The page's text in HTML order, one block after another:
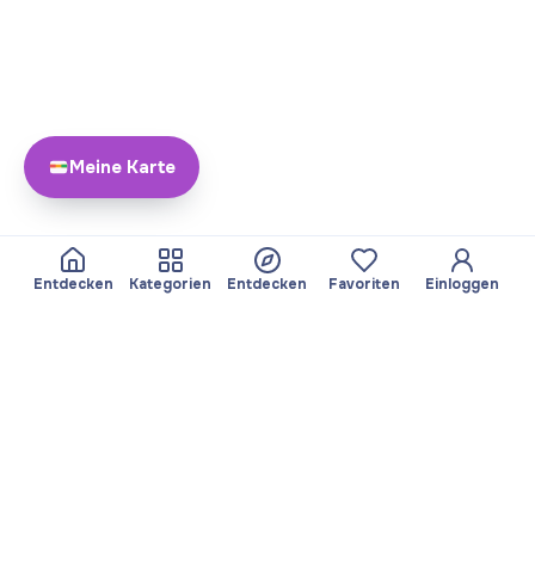
Entdecken Kategorien Entdecken Favoriten Einloggen
Meine Karte